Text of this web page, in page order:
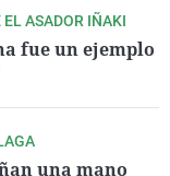
ASADOR IÑAKI
fue un ejemplo
una mano